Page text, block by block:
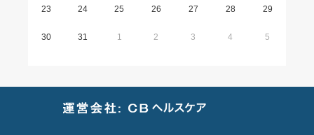
23 24 25 26 27 28 29
30 31 1 2 3 4 5